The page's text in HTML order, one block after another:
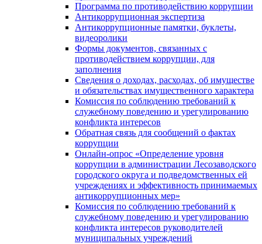
Программа по противодействию коррупции
Антикоррупционная экспертиза
Антикоррупционные памятки, буклеты,
видеоролики
Формы документов, связанных с
противодействием коррупции, для
заполнения
Сведения о доходах, расходах, об имуществе
и обязательствах имущественного характера
Комиссия по соблюдению требований к
служебному поведению и урегулированию
конфликта интересов
Обратная связь для сообщений о фактах
коррупции
Онлайн-опрос «Определение уровня
коррупции в администрации Лесозаводского
городского округа и подведомственных ей
учреждениях и эффективность принимаемых
антикоррупционных мер»
Комиссия по соблюдению требований к
служебному поведению и урегулированию
конфликта интересов руководителей
муниципальных учреждений